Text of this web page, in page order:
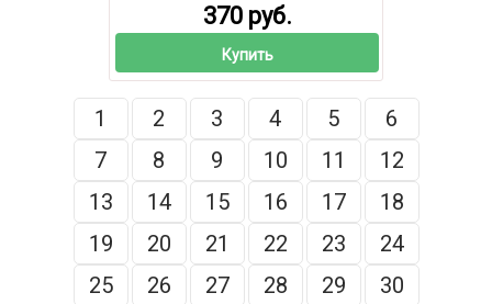
370 руб.
Купить
1 2 3 4 5
6
7
8 9 10 11
12
13
14 15 16 17
18
19
20 21 22 23
24
25
26 27 28 29
30